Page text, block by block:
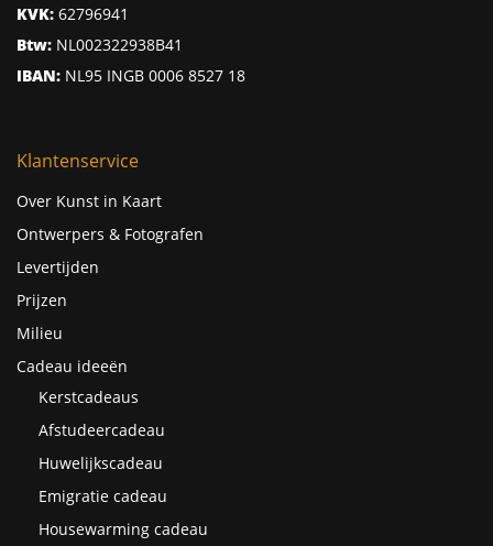
KVK: 62796941
Btw: NL002322938B41
IBAN: NL95 INGB 0006 8527 18
Klantenservice
Over Kunst in Kaart
Ontwerpers & Fotografen
Levertijden
Prijzen
Milieu
Cadeau ideeën
Kerstcadeaus
Afstudeercadeau
Huwelijkscadeau
Emigratie cadeau
Housewarming cadeau